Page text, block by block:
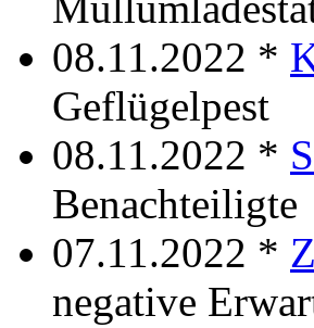
08.11.2022 *
Geflügelpest
08.11.2022 *
Benachteiligte
07.11.2022 *
negative